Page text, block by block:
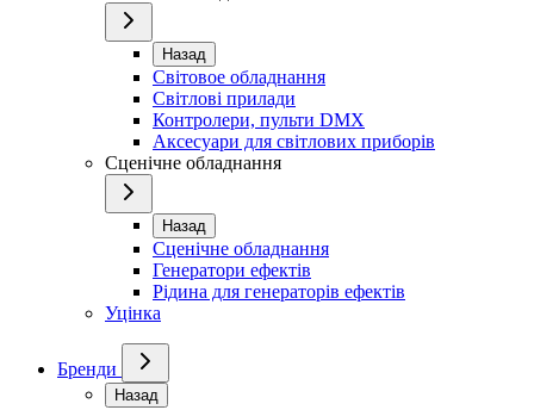
Назад
Світовое обладнання
Світлові прилади
Контролери, пульти DMX
Аксесуари для світлових приборів
Сценічне обладнання
Назад
Сценічне обладнання
Генератори ефектів
Рідина для генераторів ефектів
Уцінка
Бренди
Назад